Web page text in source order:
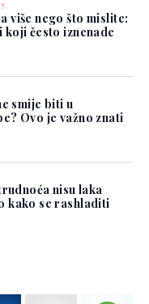
više nego što mislite:
koji često iznenade
smije biti u
Ovo je važno znati
nisu laka
kako se rashladiti